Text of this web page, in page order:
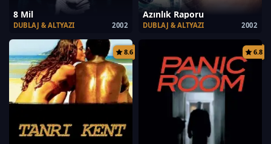
8 Mil
2002
DUBLAJ & ALTYAZI
Azınlık Raporu
2002
DUBLAJ & ALTYAZI
8.6 6.8